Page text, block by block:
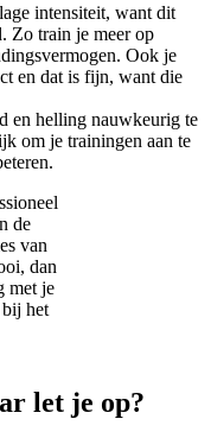
intensiteit, want dit
Zo train je meer op
Ook je
en dat is fijn, want die
en helling nauwkeurig te
om je trainingen aan te
de
van
dan
met je
het
let je op?